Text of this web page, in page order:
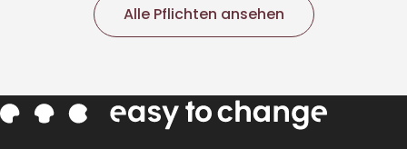
Alle Pflichten ansehen